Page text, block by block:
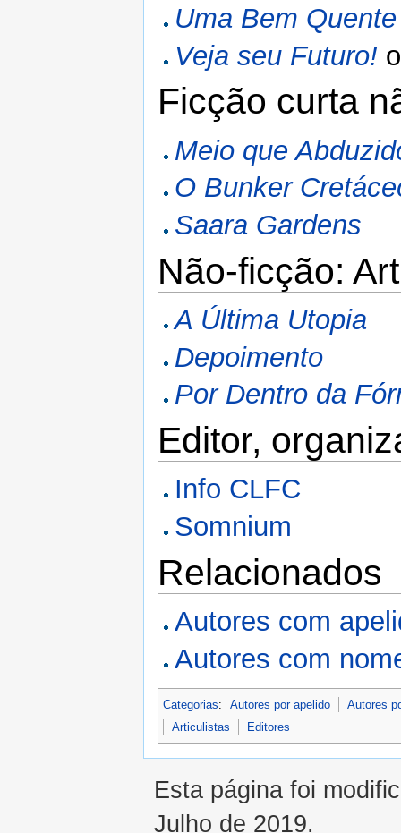
Uma Bem Quente
Veja seu Futuro!
Ficção curta
Meio que
O Bunker
Saara Gardens
Não-ficção:
A Última Utopia
Depoimento
Por Dentro da
Editor,
Info CLFC
Somnium
Relacionados
Autores com
Autores com
Categorias: Autores por apelido
Autores
Articulistas
Editores
Esta página foi
Julho de 2019.